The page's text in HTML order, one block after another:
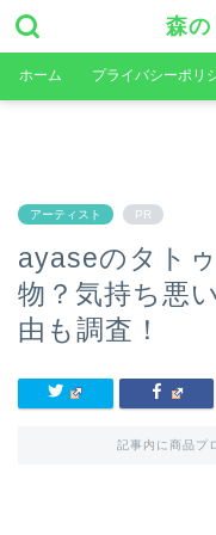
森の
ホーム プライバシーポリ
アーティスト PR
ayaseのタト
物？気持ち悪
由も調査！
記事内に商品プ